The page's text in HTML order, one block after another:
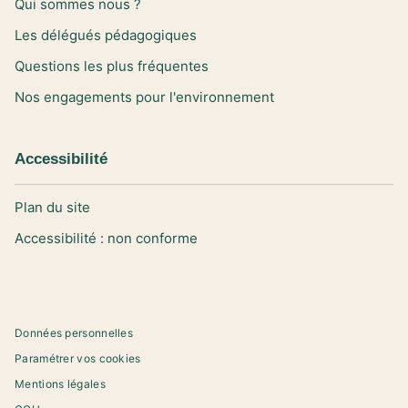
Qui sommes nous ?
Les délégués pédagogiques
Questions les plus fréquentes
Nos engagements pour l'environnement
Accessibilité
Plan du site
Accessibilité : non conforme
Données personnelles
Paramétrer vos cookies
Mentions légales